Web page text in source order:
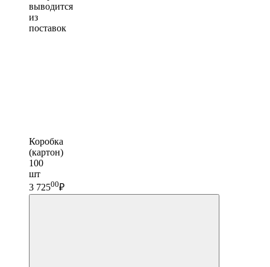
выводится
из
поставок
Коробка
(картон)
100
шт
3 72500₽